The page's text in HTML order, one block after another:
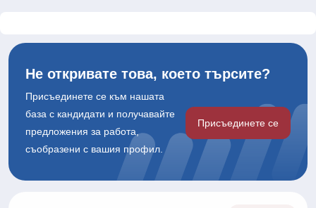
Не откривате това, което търсите?
Присъединете се към нашата
база с кандидати и получавайте
предложения за работа,
съобразени с вашия профил.
Присъединете се